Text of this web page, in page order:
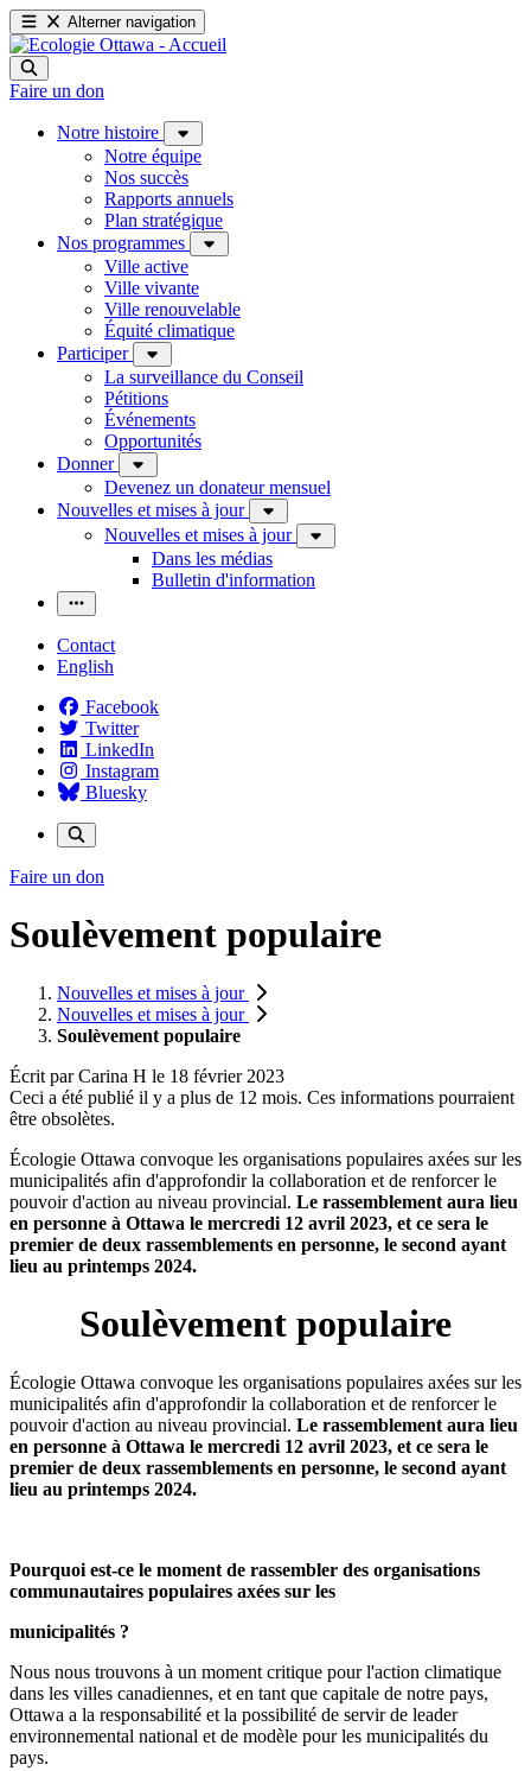
Alterner navigation
Faire un don
Notre histoire
Notre équipe
Nos succès
Rapports annuels
Plan stratégique
Nos programmes
Ville active
Ville vivante
Ville renouvelable
Équité climatique
Participer
La surveillance du Conseil
Pétitions
Événements
Opportunités
Donner
Devenez un donateur mensuel
Nouvelles et mises à jour
Nouvelles et mises à jour
Dans les médias
Bulletin d'information
Contact
English
Facebook
Twitter
LinkedIn
Instagram
Bluesky
Faire un don
Soulèvement populaire
Nouvelles et mises à jour
Nouvelles et mises à jour
Soulèvement populaire
Écrit parCarina H le 18 février 2023
Ceci a été publié il y a plus de 12 mois. Ces informations pourraient
être obsolètes.
Écologie Ottawa convoque les organisations populaires axées sur les
municipalités afin d'approfondir la collaboration et de renforcer le
pouvoir d'action au niveau provincial. Le rassemblement aura lieu
en personne à Ottawa le mercredi 12 avril 2023, et ce sera le
premier de deux rassemblements en personne, le second ayant
lieu au printemps 2024.
Soulèvement populaire
Écologie Ottawa convoque les organisations populaires axées sur les
municipalités afin d'approfondir la collaboration et de renforcer le
pouvoir d'action au niveau provincial. Le rassemblement aura lieu
en personne à Ottawa le mercredi 12 avril 2023, et ce sera le
premier de deux rassemblements en personne, le second ayant
lieu au printemps 2024.
Pourquoi est-ce le moment de rassembler des organisations
communautaires populaires axées sur les
municipalités ?
Nous nous trouvons à un moment critique pour l'action climatique
dans les villes canadiennes, et en tant que capitale de notre pays,
Ottawa a la responsabilité et la possibilité de servir de leader
environnemental national et de modèle pour les municipalités du
pays.